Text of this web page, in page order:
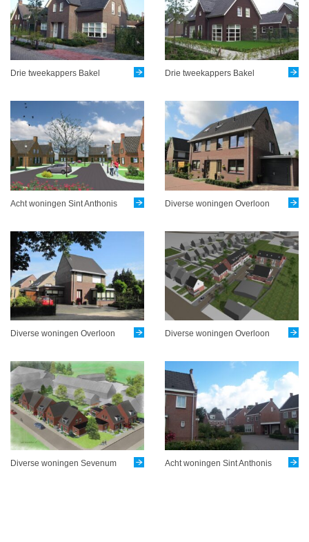
Drie tweekappers Bakel Drie tweekappers Bakel
Acht woningen Sint Anthonis Diverse woningen Overloon
Diverse woningen Overloon Diverse woningen Overloon
Diverse woningen Sevenum Acht woningen Sint Anthonis